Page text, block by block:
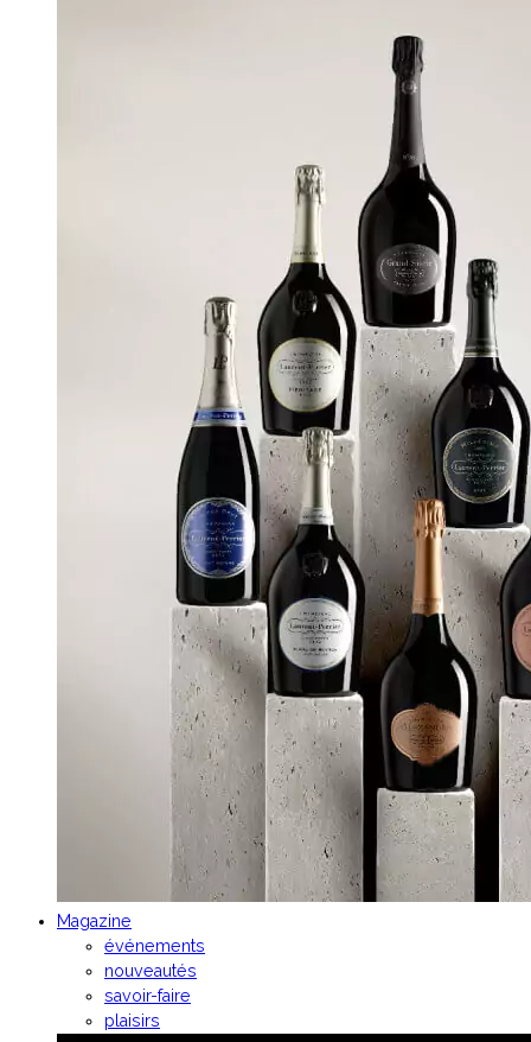
Magazine
événements
nouveautés
savoir-faire
plaisirs